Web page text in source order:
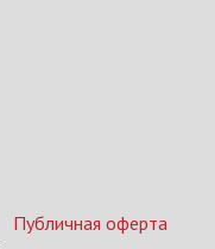
Публичная оферта